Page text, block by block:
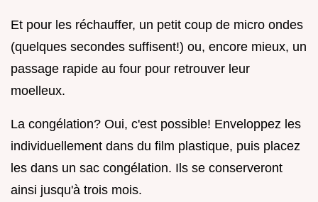
Et pour les réchauffer, un petit coup de micro ondes
(quelques secondes suffisent!) ou, encore mieux, un
passage rapide au four pour retrouver leur
moelleux.
La congélation? Oui, c'est possible! Enveloppez les
individuellement dans du film plastique, puis placez
les dans un sac congélation. Ils se conserveront
ainsi jusqu'à trois mois.